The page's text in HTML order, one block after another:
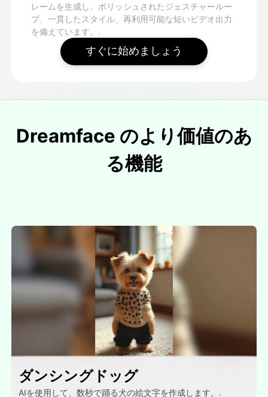
レームを生成し、ポリッシュされたジェスチャールー
プ、一貫したスタイル、再利用可能な短いビデオ出力
を備えています。.
すぐに始めましょう
Dreamface のより価値のあ
る機能
ダンシングドッグ
AIを使用して、数秒で踊る犬の絵文字を作成します。.